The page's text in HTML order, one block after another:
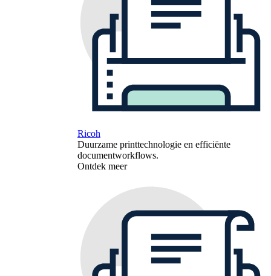
Ricoh
Duurzame printtechnologie en efficiënte
documentworkflows.
Ontdek meer